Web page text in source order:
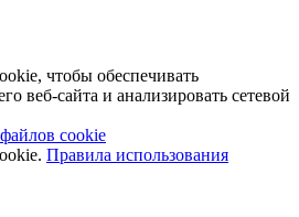
чтобы обеспечивать
веб-сайта и анализировать сетевой
cookie
Правила использования